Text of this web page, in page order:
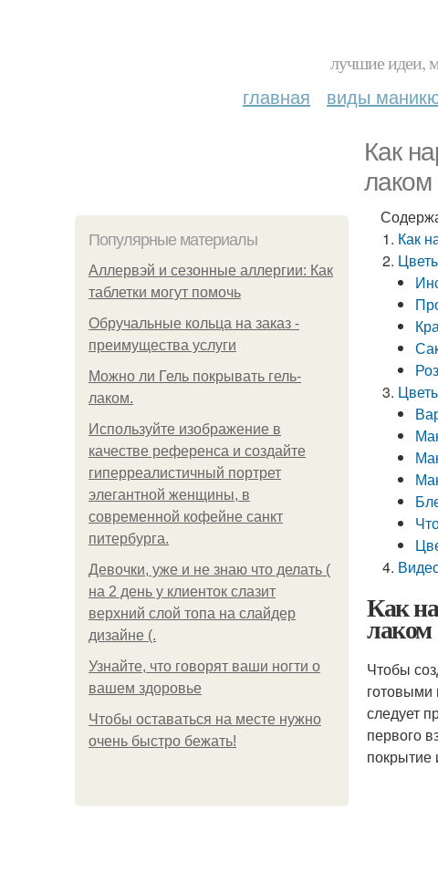
лучшие идеи,
главная виды
Как
лаком
Популярные материалы
Аллервэй и сезонные аллергии: Как
таблетки могут помочь
Обручальные кольца на заказ -
преимущества услуги
Можно ли Гель покрывать гель-
лаком.
Используйте изображение в
качестве референса и создайте
гиперреалистичный портрет
элегантной женщины, в
современной кофейне санкт
питербурга.
Девочки, уже и не знаю что делать (
на 2 день у клиенток слазит
верхний слой топа на слайдер
дизайне (.
Узнайте, что говорят ваши ногти о
вашем здоровье
Чтобы оставаться на месте нужно
очень быстро бежать!
Как
Как
лаком
Чтобы
готовыми
следует
первого
покрытие